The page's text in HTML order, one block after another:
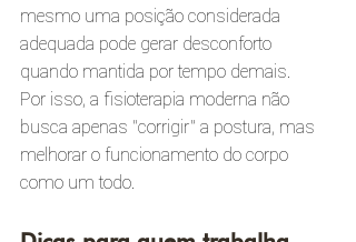
mesmo uma posição considerada
adequada pode gerar desconforto
quando mantida por tempo demais.
Por isso, a fisioterapia moderna não
busca apenas “corrigir” a postura, mas
melhorar o funcionamento do corpo
como um todo.